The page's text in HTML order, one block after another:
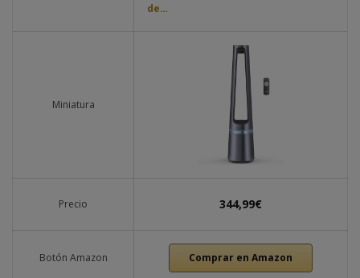
de…
Miniatura
Precio 344,99€
Botón Amazon Comprar en Amazon